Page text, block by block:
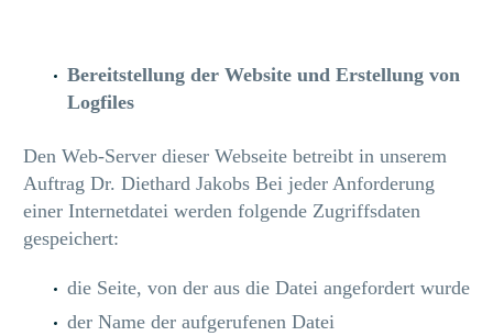
Bereitstellung der Website und Erstellung von
Logfiles
Den Web-Server dieser Webseite betreibt in unserem
Auftrag Dr. Diethard Jakobs Bei jeder Anforderung
einer Internetdatei werden folgende Zugriffsdaten
gespeichert:
die Seite, von der aus die Datei angefordert wurde
der Name der aufgerufenen Datei